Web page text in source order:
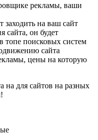
рекламы, ваши
заходить на ваш сайт
сайта, он будет
топе поисковых систем
сайта
цены на которую
на для сайтов на разных